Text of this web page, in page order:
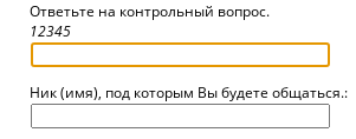
Ответьте на контрольный вопрос.
12345
Ник (имя), под которым Вы будете общаться.: